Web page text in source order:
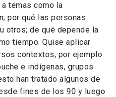
temas como la
por qué las personas
otros; de qué depende la
tiempo. Quise aplicar
contextos, por ejemplo
e indígenas, grupos
han tratado algunos de
fines de los 90 y luego